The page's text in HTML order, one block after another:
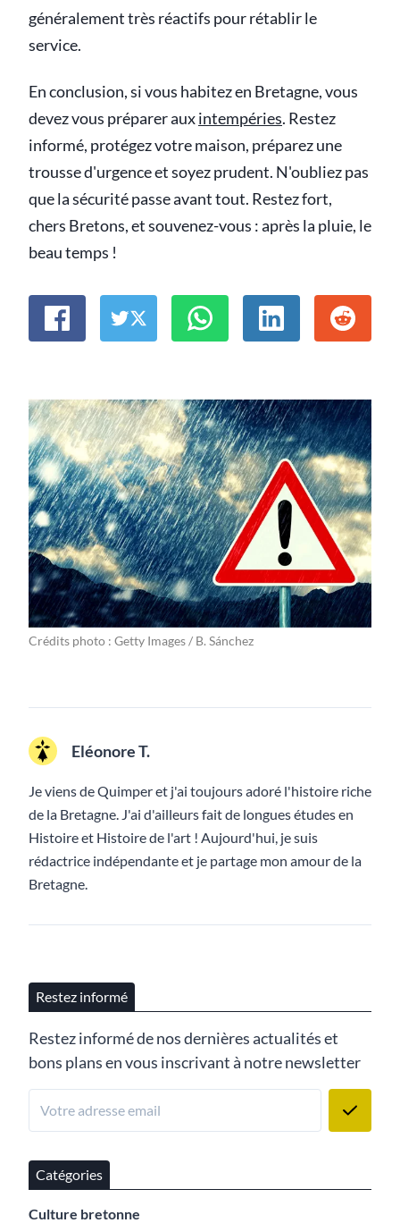
généralement très réactifs pour rétablir le
service.
En conclusion, si vous habitez en Bretagne, vous
devez vous préparer auxintempéries. Restez
informé, protégez votre maison, préparez une
trousse d'urgence et soyez prudent. N'oubliez pas
que la sécurité passe avant tout. Restez fort,
chers Bretons, et souvenez-vous : après la pluie, le
beau temps !
Crédits photo : Getty Images / B. Sánchez
Eléonore T.
Je viens de Quimper et j'ai toujours adoré l'histoire riche
de la Bretagne. J'ai d'ailleurs fait de longues études en
Histoire et Histoire de l'art ! Aujourd'hui, je suis
rédactrice indépendante et je partage mon amour de la
Bretagne.
Restez informé
Restez informé de nos dernières actualités et
bons plans en vous inscrivant à notre newsletter
Catégories
Culture bretonne